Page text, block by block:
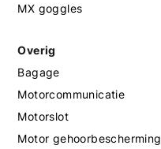
MX goggles
Overig
Bagage
Motorcommunicatie
Motorslot
Motor gehoorbescherming